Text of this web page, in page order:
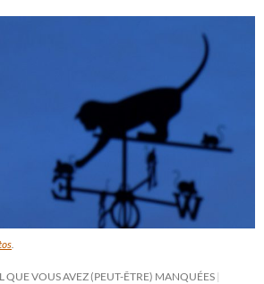
QUE VOUS AVEZ (PEUT-ÊTRE) MANQUÉES